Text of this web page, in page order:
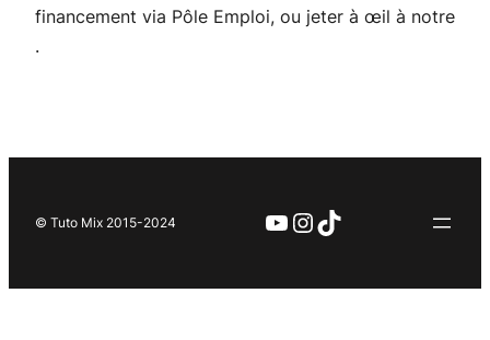
financement via Pôle Emploi, ou jeter à œil à notre
.
© Tuto Mix 2015-2024 YouTube
Instagram
TikTok